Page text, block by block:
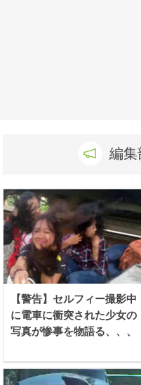
編集
【警告】セルフィー撮影中
に電車に衝突された少女の
写真が惨事を物語る、、、